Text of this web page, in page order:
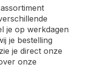
je op werkdagen
je bestelling
je direct onze
onze